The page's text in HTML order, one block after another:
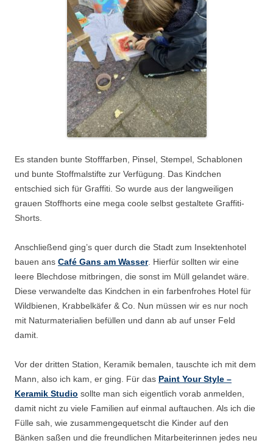
Es standen bunte Stofffarben, Pinsel, Stempel, Schablonen
und bunte Stoffmalstifte zur Verfügung. Das Kindchen
entschied sich für Graffiti. So wurde aus der langweiligen
grauen Stoffhorts eine mega coole selbst gestaltete Graffiti-
Shorts.
Anschließend ging’s quer durch die Stadt zum Insektenhotel
bauen ans Café Gans am Wasser. Hierfür sollten wir eine
leere Blechdose mitbringen, die sonst im Müll gelandet wäre.
Diese verwandelte das Kindchen in ein farbenfrohes Hotel für
Wildbienen, Krabbelkäfer & Co. Nun müssen wir es nur noch
mit Naturmaterialien befüllen und dann ab auf unser Feld
damit.
Vor der dritten Station, Keramik bemalen, tauschte ich mit dem
Mann, also ich kam, er ging. Für das Paint Your Style –
Keramik Studio sollte man sich eigentlich vorab anmelden,
damit nicht zu viele Familien auf einmal auftauchen. Als ich die
Fülle sah, wie zusammengequetscht die Kinder auf den
Bänken saßen und die freundlichen Mitarbeiterinnen jedes neu